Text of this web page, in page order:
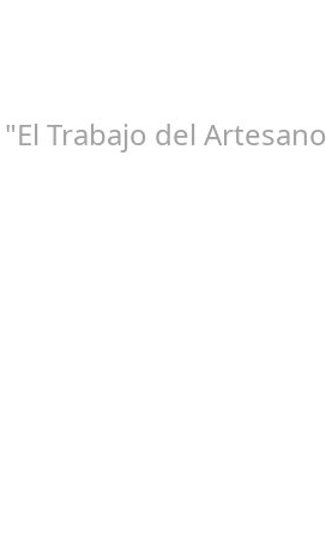
Trabajo del Artesano